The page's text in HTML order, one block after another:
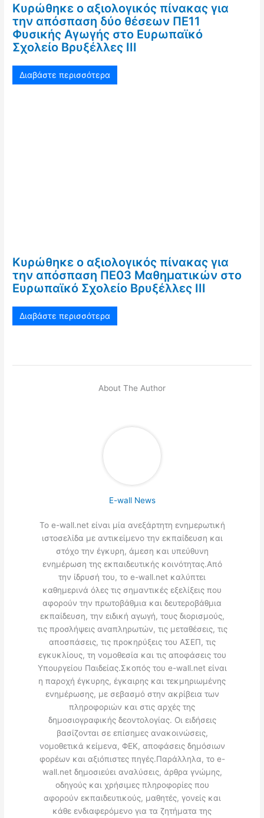
Κυρώθηκε ο αξιολογικός πίνακας για
την απόσπαση δύο θέσεων ΠΕ11
Φυσικής Αγωγής στο Ευρωπαϊκό
Σχολείο Βρυξέλλες ΙΙΙ
Διαβάστε περισσότερα
Κυρώθηκε ο αξιολογικός πίνακας για
την απόσπαση ΠΕ03 Μαθηματικών στο
Ευρωπαϊκό Σχολείο Βρυξέλλες ΙΙΙ
Διαβάστε περισσότερα
About The Author
E-wall News
Το e-wall.net είναι μία ανεξάρτητη ενημερωτική
ιστοσελίδα με αντικείμενο την εκπαίδευση και
στόχο την έγκυρη, άμεση και υπεύθυνη
ενημέρωση της εκπαιδευτικής κοινότητας.Από
την ίδρυσή του, το e-wall.net καλύπτει
καθημερινά όλες τις σημαντικές εξελίξεις που
αφορούν την πρωτοβάθμια και δευτεροβάθμια
εκπαίδευση, την ειδική αγωγή, τους διορισμούς,
τις προσλήψεις αναπληρωτών, τις μεταθέσεις, τις
αποσπάσεις, τις προκηρύξεις του ΑΣΕΠ, τις
εγκυκλίους, τη νομοθεσία και τις αποφάσεις του
Υπουργείου Παιδείας.Σκοπός του e-wall.net είναι
η παροχή έγκυρης, έγκαιρης και τεκμηριωμένης
ενημέρωσης, με σεβασμό στην ακρίβεια των
πληροφοριών και στις αρχές της
δημοσιογραφικής δεοντολογίας. Οι ειδήσεις
βασίζονται σε επίσημες ανακοινώσεις,
νομοθετικά κείμενα, ΦΕΚ, αποφάσεις δημόσιων
φορέων και αξιόπιστες πηγές.Παράλληλα, το e-
wall.net δημοσιεύει αναλύσεις, άρθρα γνώμης,
οδηγούς και χρήσιμες πληροφορίες που
αφορούν εκπαιδευτικούς, μαθητές, γονείς και
κάθε ενδιαφερόμενο για τα ζητήματα της